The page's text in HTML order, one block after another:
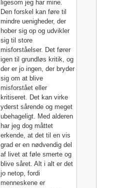
ligesom jeg har mine.
Den forskel kan føre til
mindre uenigheder, der
hober sig op og udvikler
sig til store
misforståelser. Det fører
igen til grundløs kritik, og
der er jo ingen, der bryder
sig om at blive
misforstået eller
kritiseret. Det kan virke
yderst sårende og meget
ubehageligt. Med alderen
har jeg dog måttet
erkende, at det til en vis
grad er en nødvendig del
af livet at føle smerte og
blive såret. Alt i alt er det
jo netop, fordi
menneskene er